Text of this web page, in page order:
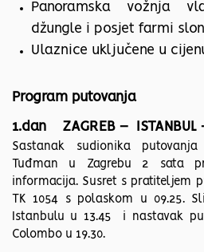
Panoramska vožnja
džungle i posjet farmi
Ulaznice uključene u
Program putovanja
1.dan ZAGREB – ISTANBUL
Sastanak sudionika
Tuđman u Zagrebu 2 sata
informacija. Susret s pratiteljem
TK 1054 s polaskom u 09.25.
Istanbulu u 13.45 i nastavak
Colombo u 19.30.